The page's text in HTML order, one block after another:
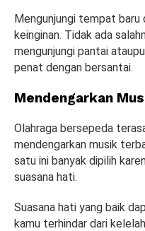
Mengunjungi tempat baru
keinginan. Tidak ada
mengunjungi pantai
penat dengan bersantai.
Mendengarkan
Olahraga bersepeda
mendengarkan musik
satu ini banyak dipilih
suasana hati.
Suasana hati yang baik
kamu terhindar dari